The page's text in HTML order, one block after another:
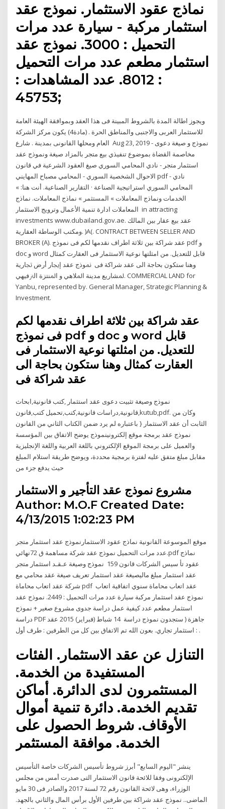
نماذج عقود الاستثمار. نموذج عقد
استثمار مركبة - سيارة عدد مرات
التحميل : 3000. نموذج عقد
استثمار مطعم عدد مرات التحميل
: 8012. عدد المشاهدات :
45753;
ويجوز اطالة المدة بالشروط المبينة فى هذا العقد وبموافقة الهيئة العامة
للاستثمار العربى والاجنبى والمناطق الحرة . (مادة4) يكون مركز الشركة
العام ومحلها القانونى بمدينة . شارع Aug 23, 2019 - نموذج و صيغة دعوى
مخاصمة القضاة بموضوع تنفيذي بيع متجر بالمزاد صيغة ونموذج عقد
استثمار متجر - نادي المحامي السوري صيغ العقود الشرعية في قانون
الاحوال الشخصية السوري - المحامي مصباح المهايني pdf - نادي
المحامي السوري استراتيجية الصناعة · التقارير الصناعية. أنت هنا: »
الخدمات ونماذج المعاملات » المستثمر » نماذج المعاملات. نماذج
المعاملات ادارة تنمية الأعمال وترويج الاستثمار in attracting
investments www.dubailand.gov.ae. عقد بيع عقار بين المالك
ومكتب الوساطة العقارية. )A(. CONTRACT BETWEEN SELLER AND
BROKER (A). عقد شراكة بين ثلاثة اطراف نقدمها لكم فى نموذج pdf و
doc و word قابل للتعديل. من امثلتها نوعية الاستثمار فى العقارت كمثال
وهنا ستكون بحاجة الى عقد شراكة فى ﳕﻮذج ﻋﻘﺪ إﳚﺎر أرض ﲡﺎرﻳﺔ
ﳌﺸﺎرﻳﻊ ﻣﺪﻳﻨﺔ اﳌﻼﻫﻲ و اﳌﻨﺘﺰة اﻟﱰﻓﻴﻬﻲ. COMMERCIAL LAND for
Yanbu, represented by. General Manager, Strategic Planning &
Investment.
عقد شراكة بين ثلاثة اطراف نقدمها لكم
فى نموذج pdf و doc و word قابل
للتعديل. من امثلتها نوعية الاستثمار فى
العقارت كمثال وهنا ستكون بحاجة الى
نموذج وصيغة تثبيت دعوى عقد استثمار ,كتب قانونية,ابحاث
قانونية,دراسات قانونية,كتب,تحميل كتب,قانون,kutub,pdf. وكان من
الثابت أن عقد الاستثمار { باعتباره لم يرد ضمن الكتاب الثاني من القانون
نموذج عقد برمجة موقع إلكترونينموذج يوضح الاتفاق بين المؤسسة
والعميل على برمجة الموقع الإلكتروني باللغة العربية واللغة الإنجليزية
مقابل مبلغ متفق عليه لفترة برمجية محددة، ويوضح طريقة استلام المبلغ
حيث يدفع جزء من
مشروع نموذج عقد التأجير و الاستثمار
Author: M.O.F Created Date:
4/13/2015 1:02:23 PM
موقع الموسوعة القانونية نماذج عقود الاستثمارنموذج عقد استثمار متجر
عدد مرات التحميل نموذج عقد شركة مساهمة ق 72نهائي.pdf نماذج
عقود تأ سيس الشركات قانون 159 نموذج وصيغة عـقـد استثمار متجر
عقد استثمار مبلغ ماليصيغة عقد استثمار تعريف صيغة عقد محامي مع
شركة عقد اتعاب محاماة pdf عقد اتعاب محاماة سنوي اتفاقية اتعاب
نموذج عقد استثمار مركبة سيارة عدد مرات التحميل : 2449. نموذج عقد
استثمار مطعم عدد كيفية عمل دراسة جدوى مشروع صغير + نموذج
دراسة PDF جاهزة ( ستجدون نموذج دراسة 14 شباط (فبراير) 2015 عقد
استثمار تجاري. بعون الله تم الاتفاق بين كل من الطرفين : طرف أول : .
التنازل عن عقد الاستثمار. الفئات
المستفيدة من الخدمة.
المستثمرون لدى الدائرة. أماكن
تقديم الخدمة. دائرة تنمية أموال
الأوقاف. شروط الحصول على
ينشر "اليوم السابع" أبرز شروط تأسيس الشركات خاصة التأسيس
الإلكترونى وفقا للائحة قانون الاستثمار التى صدرت أمس من مجلس
الوزراء، وهى لائحة القانون رقم 72 لسنة 2017 والصادر فى 30 مايو
الماضى.. نموذج عقد شراكة بين طرفين الأول برأس المال والثاني بالجهد.